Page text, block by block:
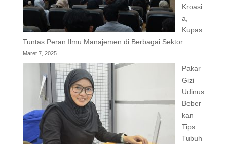
Kroasi
a,
Kupas
Tuntas Peran Ilmu Manajemen di Berbagai Sektor
Maret 7, 2025
Pakar
Gizi
Udinus
Beber
kan
Tips
Tubuh